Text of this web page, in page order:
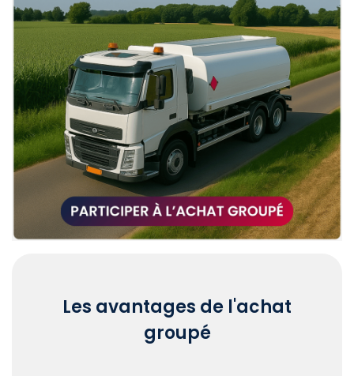
Les avantages de l'achat
groupé